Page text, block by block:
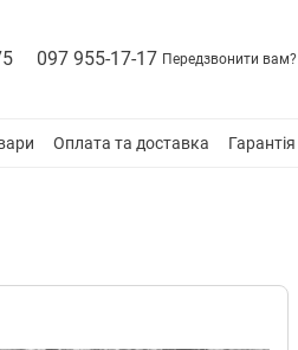
097 955-17-17 Передзвонити вам?
Оплата та доставка Гарантія